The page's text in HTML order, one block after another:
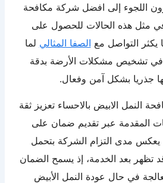
اللجوء إلى افضل شركة مكافحة
في مثل هذه الحالات للحصول على
التواصل مع الصفا المثالي لما
في تشخيص مشكلات الأرضة بدقة
جذريا بشكل آمن وفعال.
النمل الابيض بالاحساء تعزيز ثقة
المقدمة عبر تقديم ضمان على
يعكس مدى التزام الشركة بتحمل
بعد الخدمة، إذ يسمح الضمان
في حال عودة النمل الأبيض